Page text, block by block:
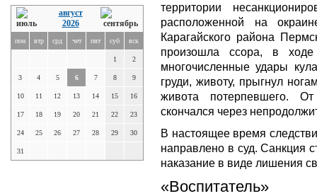
август
2026
пон втр срд чет пят суб вск
1 2
3 4 5 6 7 8 9
10 11 12 13 14 15 16
17 18 19 20 21 22 23
24 25 26 27 28 29 30
31
территории
расположенной на
Карагайского района
произошла ссора, в
многочисленные удары
груди, животу, прыгнул
живота потерпевшего.
скончался через
В настоящее время
направлено в суд. Санкция
наказание в виде лишения
«Воспитатель»